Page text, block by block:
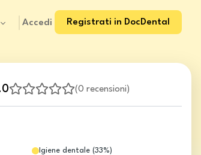
Accedi Registrati in DocDental
(0 recensioni)
Igiene dentale(33%)